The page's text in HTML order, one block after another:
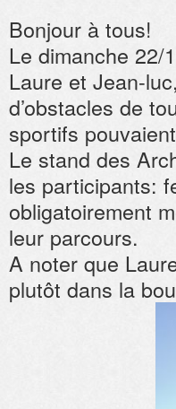
Bonjour à tous!
Le dimanche 22/
Laure et Jean-
d’obstacles de
sportifs
Le stand des
les participants:
obligatoirement
leur parcours.
A noter que
plutôt dans la